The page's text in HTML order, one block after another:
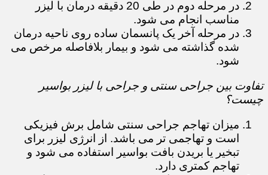
در مرحله دوم در طی 20 دقیقه درمان با لیزر
مناسب انجام می شود.
در مرحله آخر یک پانسمان ساده روی ناحیه درمان
شده گذاشته می شود و بیمار بلافاصله مرخص می
شود.
تفاوت بین جراحی سنتی و جراحی با لیزر بواسیر
چیست؟
میزان تهاجم جراحی سنتی شامل برش فیزیکی
است و تهاجمی تر می باشد. از انرژی لیزر برای
تبخیر یا بریدن بافت بواسیر استفاده می شود و
تهاجم کمتری دارد.